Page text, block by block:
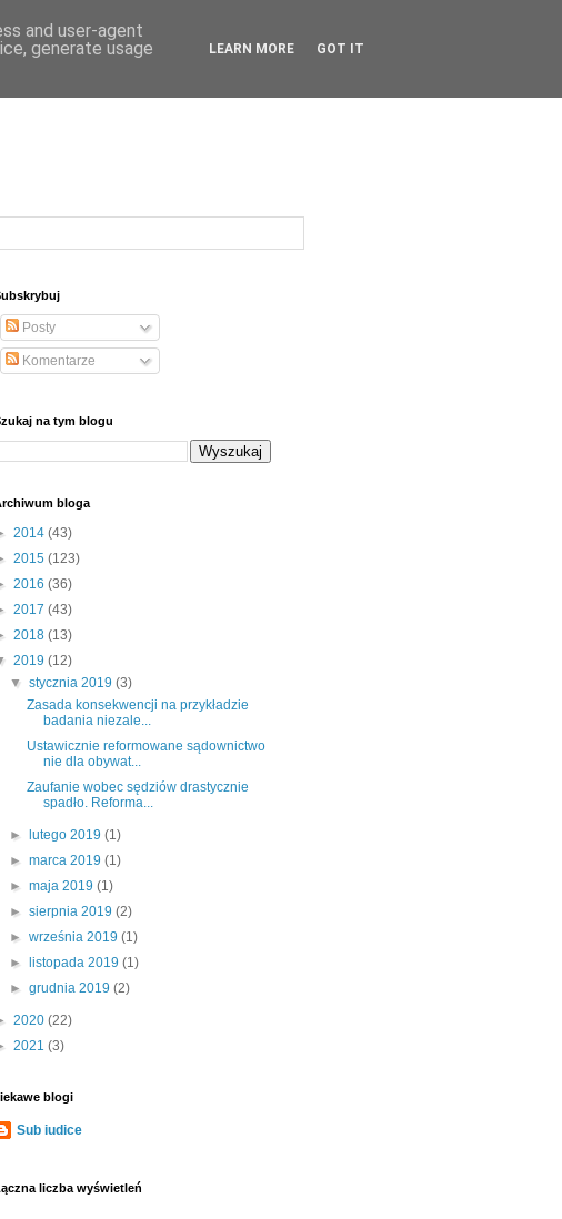
Posty
Komentarze
na tym blogu
bloga
2014 (43)
2015 (123)
2016 (36)
2017 (43)
2018 (13)
2019 (12)
▼stycznia 2019(3)
Zasada konsekwencji na przykładzie
badania niezale...
Ustawicznie reformowane sądownictwo
nie dla obywat...
Zaufanie wobec sędziów drastycznie
spadło. Reforma...
► lutego 2019(1)
►marca 2019(1)
►maja 2019(1)
►sierpnia 2019(2)
►września 2019(1)
►
listopada 2019(1)
►grudnia 2019(2)
2020 (22)
2021 (3)
blogi
Sub iudice
liczba wyświetleń
and user-agent
generate usage
LEARN MORE GOT IT